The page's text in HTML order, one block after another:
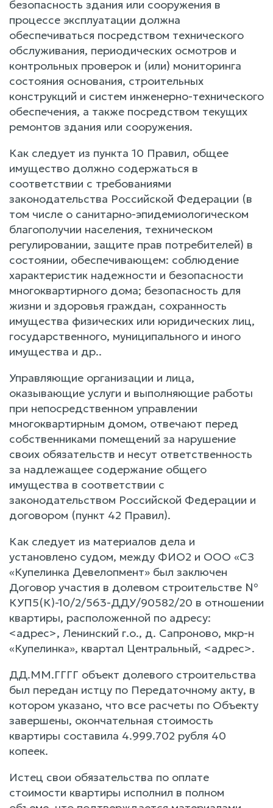
безопасность здания или сооружения в
процессе эксплуатации должна
обеспечиваться посредством технического
обслуживания, периодических осмотров и
контрольных проверок и (или) мониторинга
состояния основания, строительных
конструкций и систем инженерно-технического
обеспечения, а также посредством текущих
ремонтов здания или сооружения.
Как следует из пункта 10 Правил, общее
имущество должно содержаться в
соответствии с требованиями
законодательства Российской Федерации (в
том числе о санитарно-эпидемиологическом
благополучии населения, техническом
регулировании, защите прав потребителей) в
состоянии, обеспечивающем: соблюдение
характеристик надежности и безопасности
многоквартирного дома; безопасность для
жизни и здоровья граждан, сохранность
имущества физических или юридических лиц,
государственного, муниципального и иного
имущества и др..
Управляющие организации и лица,
оказывающие услуги и выполняющие работы
при непосредственном управлении
многоквартирным домом, отвечают перед
собственниками помещений за нарушение
своих обязательств и несут ответственность
за надлежащее содержание общего
имущества в соответствии с
законодательством Российской Федерации и
договором (пункт 42 Правил).
Как следует из материалов дела и
установлено судом, между ФИО2 и ООО «СЗ
«Купелинка Девелопмент» был заключен
Договор участия в долевом строительстве №
КУП5(К)-10/2/563-ДДУ/90582/20 в отношении
квартиры, расположенной по адресу:
<адрес>, Ленинский г.о., д. Сапроново, мкр-н
«Купелинка», квартал Центральный, <адрес>.
ДД.ММ.ГГГГ объект долевого строительства
был передан истцу по Передаточному акту, в
котором указано, что все расчеты по Объекту
завершены, окончательная стоимость
квартиры составила 4.999.702 рубля 40
копеек.
Истец свои обязательства по оплате
стоимости квартиры исполнил в полном